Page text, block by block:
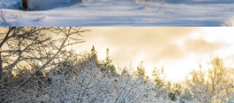
Winterlandschaft